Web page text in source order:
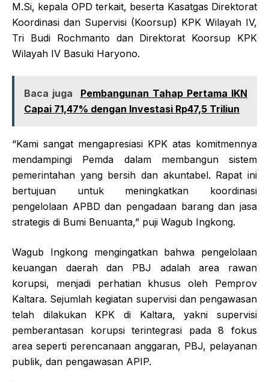
M.Si, kepala OPD terkait, beserta Kasatgas Direktorat
Koordinasi dan Supervisi (Koorsup) KPK Wilayah IV,
Tri Budi Rochmanto dan Direktorat Koorsup KPK
Wilayah IV Basuki Haryono.
Baca juga
Pembangunan Tahap Pertama IKN
Capai 71,47% dengan Investasi Rp47,5 Triliun
“Kami sangat mengapresiasi KPK atas komitmennya
mendampingi Pemda dalam membangun sistem
pemerintahan yang bersih dan akuntabel. Rapat ini
bertujuan untuk meningkatkan koordinasi
pengelolaan APBD dan pengadaan barang dan jasa
strategis di Bumi Benuanta,” puji Wagub Ingkong.
Wagub Ingkong mengingatkan bahwa pengelolaan
keuangan daerah dan PBJ adalah area rawan
korupsi, menjadi perhatian khusus oleh Pemprov
Kaltara. Sejumlah kegiatan supervisi dan pengawasan
telah dilakukan KPK di Kaltara, yakni supervisi
pemberantasan korupsi terintegrasi pada 8 fokus
area seperti perencanaan anggaran, PBJ, pelayanan
publik, dan pengawasan APIP.